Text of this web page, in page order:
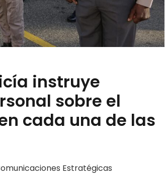
instruye
sobre el
cada una de las
Estratégicas